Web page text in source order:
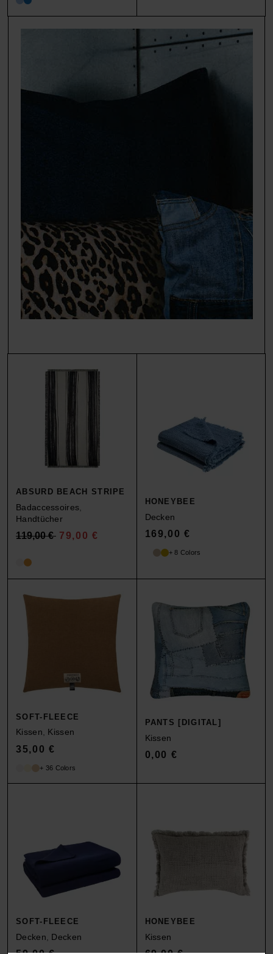
ABSURD BEACH STRIPE
Badaccessoires
Handtücher
119,00€ 79,00 €
HONEYBEE
Decken
169,00 €
+ 8 Colors
SOFT-FLEECE
Kissen Kissen
35,00 €
+ 36 Colors
PANTS [DIGITAL]
Kissen
0,00 €
SOFT-FLEECE
Decken Decken
HONEYBEE
Kissen